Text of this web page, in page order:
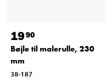
1990
Bøjle til malerulle, 230
mm
38-187